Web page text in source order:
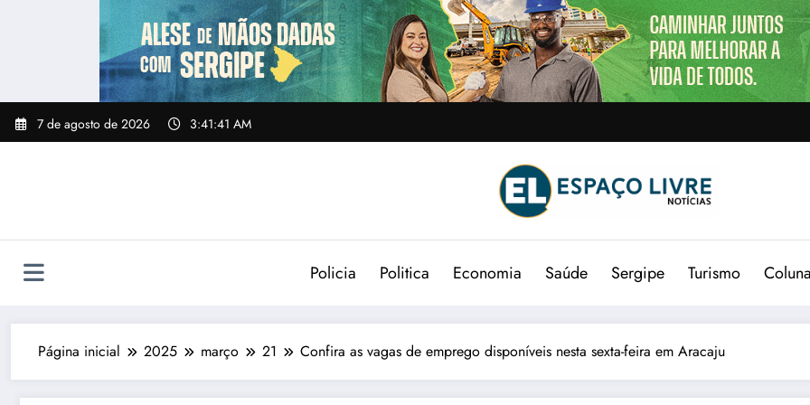
7 de agosto de 2026 3:41:42 AM
Policia Politica Economia Saúde Sergipe Turismo
Página inicial 2025 março 21 Confira as vagas de emprego disponíveis nesta sexta-feira em Aracaju